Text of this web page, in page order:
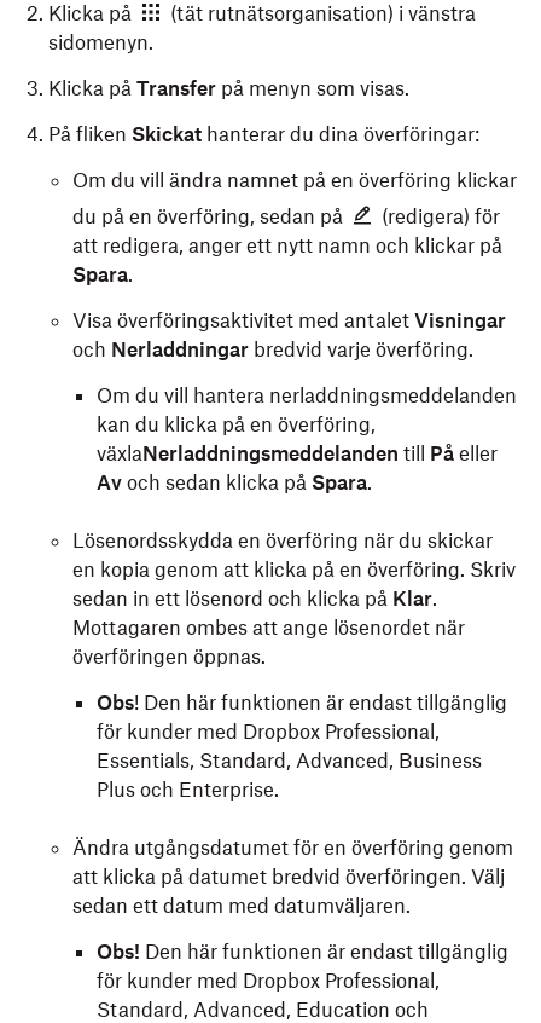
Klicka på
(tät rutnätsorganisation) i vänstra
sidomenyn.
Klicka på Transfer på menyn som visas.
På fliken Skickat hanterar du dina överföringar:
Om du vill ändra namnet på en överföring klickar
du på en överföring, sedan på
(redigera) för
att redigera, anger ett nytt namn och klickar på
Spara.
Visa överföringsaktivitet med antalet Visningar
och Nerladdningar bredvid varje överföring.
Om du vill hantera nerladdningsmeddelanden
kan du klicka på en överföring,
växlaNerladdningsmeddelanden till På eller
Av och sedan klicka på Spara.
Lösenordsskydda en överföring när du skickar
en kopia genom att klicka på en överföring. Skriv
sedan in ett lösenord och klicka på Klar.
Mottagaren ombes att ange lösenordet när
överföringen öppnas.
Obs! Den här funktionen är endast tillgänglig
för kunder med Dropbox Professional,
Essentials, Standard, Advanced, Business
Plus och Enterprise.
Ändra utgångsdatumet för en överföring genom
att klicka på datumet bredvid överföringen. Välj
sedan ett datum med datumväljaren.
Obs! Den här funktionen är endast tillgänglig
för kunder med Dropbox Professional,
Standard, Advanced, Education och